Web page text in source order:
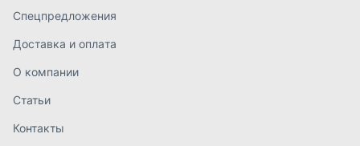
+7 (904) 945-52-55
г. Златоуст